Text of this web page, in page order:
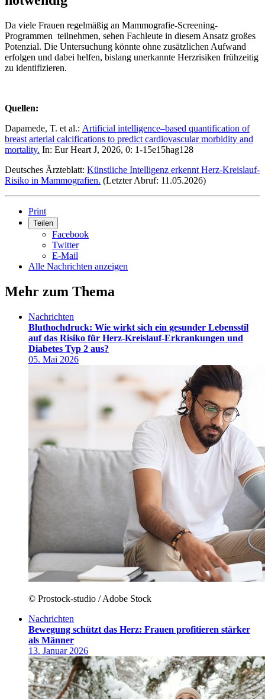
Da viele Frauen regelmäßig an Mammografie-Screening-
Programmen teilnehmen, sehen Fachleute in diesem Ansatz großes
Potenzial. Die Untersuchung könnte ohne zusätzlichen Aufwand
erfolgen und dabei helfen, bislang unerkannte Herzrisiken frühzeitig
zu identifizieren.
Quellen:
Dapamede, T. et al.: Artificial intelligence–based quantification of
breast arterial calcifications to predict cardiovascular morbidity and
mortality. In: Eur Heart J, 2026, 0: 1-15e15hag128
Deutsches Ärzteblatt: Künstliche Intelligenz erkennt Herz-Kreislauf-
Risiko in Mammografien. (Letzter Abruf: 11.05.2026)
Print
Teilen
Facebook
Twitter
E-Mail
Alle Nachrichten anzeigen
Mehr zum Thema
Nachrichten
Bluthochdruck: Wie wirkt sich ein gesunder Lebensstil
auf das Risiko für Herz-Kreislauf-Erkrankungen und
Diabetes Typ 2 aus?
05. Mai 2026
© Prostock-studio / Adobe Stock
Nachrichten
Bewegung schützt das Herz: Frauen profitieren stärker
als Männer
13. Januar 2026